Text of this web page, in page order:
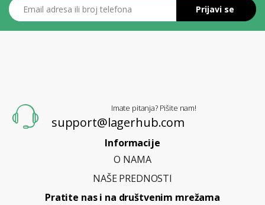
Email adresa ili broj telefona
Prijavi se
Imate pitanja? Pišite nam!
support@lagerhub.com
Informacije
O NAMA
NAŠE PREDNOSTI
Pratite nas i na društvenim mrežama